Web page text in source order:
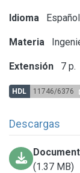
Idioma Español
Materia
Extensión 7 p.
HDL 11746/6376
Descargas
(1.37 MB)